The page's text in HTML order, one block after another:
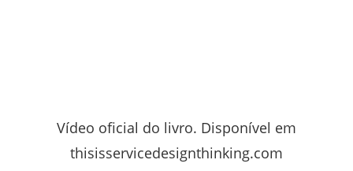
Vídeo oficial do livro. Disponível em
thisisservicedesignthinking.com